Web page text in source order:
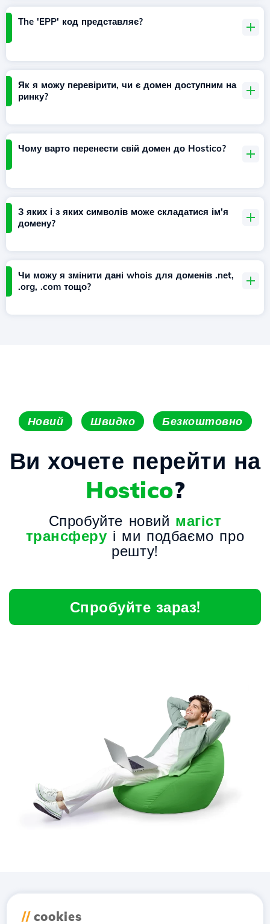
The 'EPP' код представляє?
Як я можу перевірити, чи є домен доступним на
ринку?
Чому варто перенести свій домен до Hostico?
З яких і з яких символів може складатися ім'я
домену?
Чи можу я змінити дані whois для доменів .net,
.org, .com тощо?
Новий Швидко Безкоштовно
Ви хочете перейти на
Hostico?
Спробуйте новий магіст
трансферу і ми подбаємо про
решту!
Спробуйте зараз!
// cookies